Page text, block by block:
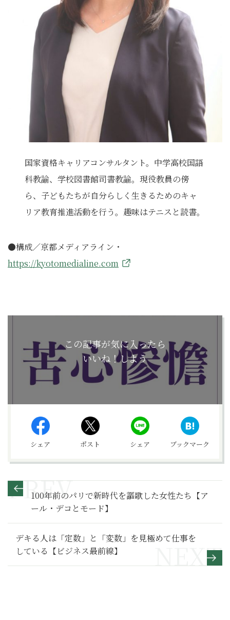
国家資格キャリアコンサルタント。中学高校国語
科教諭、学校図書館司書教諭。現役教員の傍
ら、子どもたちが自分らしく生きるためのキャ
リア教育推進活動を行う。趣味はテニスと読書。
●構成／京都メディアライン・
https://kyotomedialine.com
この記事が気に入ったら
いいね！しよう
シェア ポスト シェア ブックマーク
100年前のパリで新時代を謳歌した女性たち【ア
ール・デコとモード】
デキる人は「定数」と「変数」を見極めて仕事を
している【ビジネス最前線】